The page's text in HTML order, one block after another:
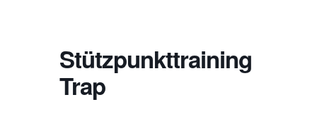
Stützpunkttraining
Trap